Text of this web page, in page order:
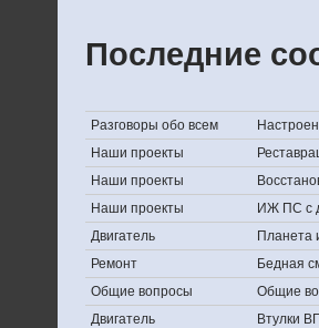
Последние
Разговоры обо всем
Наши проекты
Наши проекты
Наши проекты
ИЖ ПС с
Двигатель
Планета
Ремонт
Бедная
Общие вопросы
Общие
Двигатель
Втулки